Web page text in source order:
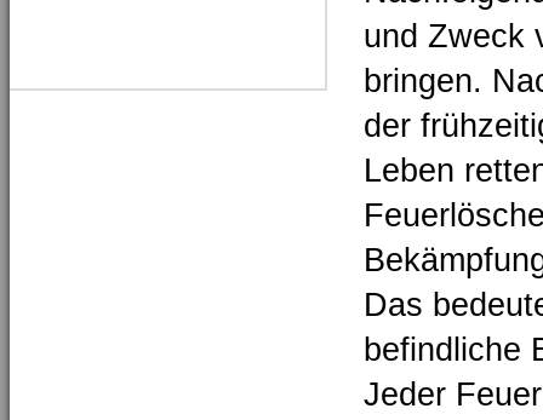
und Zweck
bringen.
der
Leben
Das
befindliche
Jeder